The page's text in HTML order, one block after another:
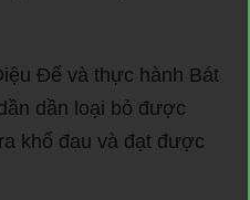
Đế và thực hành Bát
dần loại bỏ được
khổ đau và đạt được